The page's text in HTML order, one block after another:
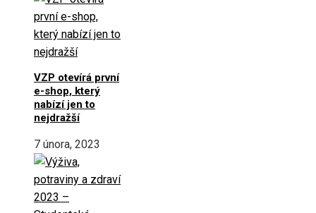
VZP otevírá první
e-shop, který
nabízí jen to
nejdražší
7 února, 2023